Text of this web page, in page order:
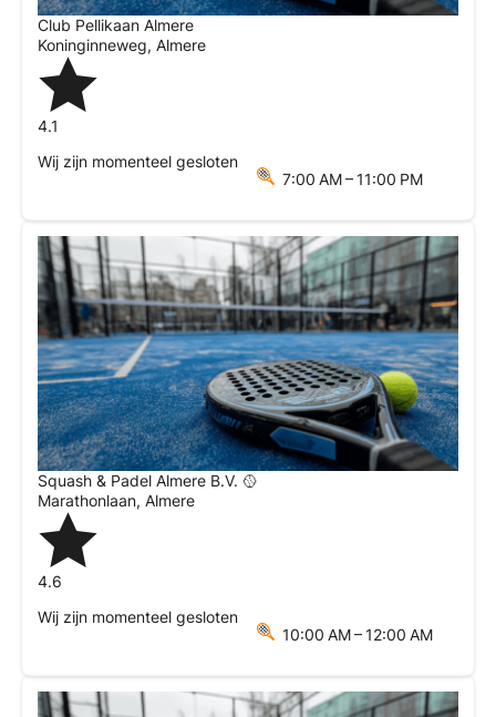
Club Pellikaan Almere
Koninginneweg, Almere
4.1
Wij zijn momenteel gesloten
7:00 AM – 11:00 PM
Squash & Padel Almere B.V. 🥎
Marathonlaan, Almere
4.6
Wij zijn momenteel gesloten
10:00 AM – 12:00 AM